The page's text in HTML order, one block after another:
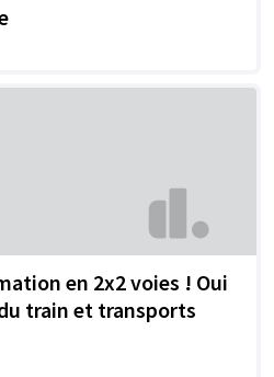
en 2x2 voies ! Oui
train et transports